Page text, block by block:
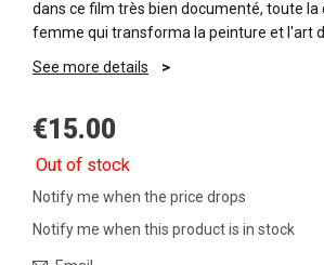
dans ce film très bien documenté, toute la
femme qui transforma la peinture et l'art
See more details
€15.00
Out of stock
Notify me when the price drops
Notify me when this product is in stock